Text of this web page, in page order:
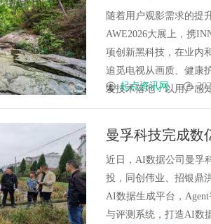
音格局
随着用户观影需求的提
AWE2026大展上，携
项创新黑科技，在业内
追觅电视从画质、健康
发技术落地：以用户感
起点资讯网
曼孚科技完成数
电
近日，AI数据公司曼孚
投，同创伟业、招银鼎
AI数据生成平台，
与评测系统，打造AI数